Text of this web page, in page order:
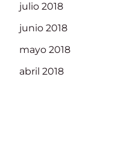
julio 2018
junio 2018
mayo 2018
abril 2018